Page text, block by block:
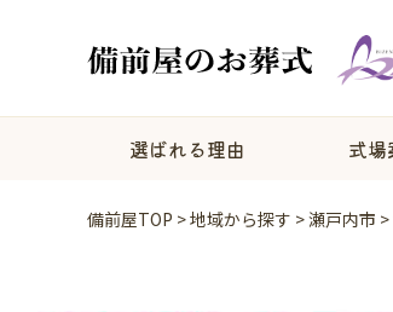
選ばれる理由 式場
備前屋TOP >地域から探す >瀬戸内市 >